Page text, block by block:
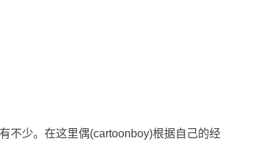
少。在这里偶(cartoonboy)根据自己的经